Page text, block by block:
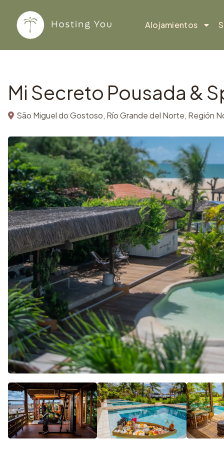
Alojamientos
Mi Secreto Pousada &
São Miguel do Gostoso, Río Grande del Norte, Región